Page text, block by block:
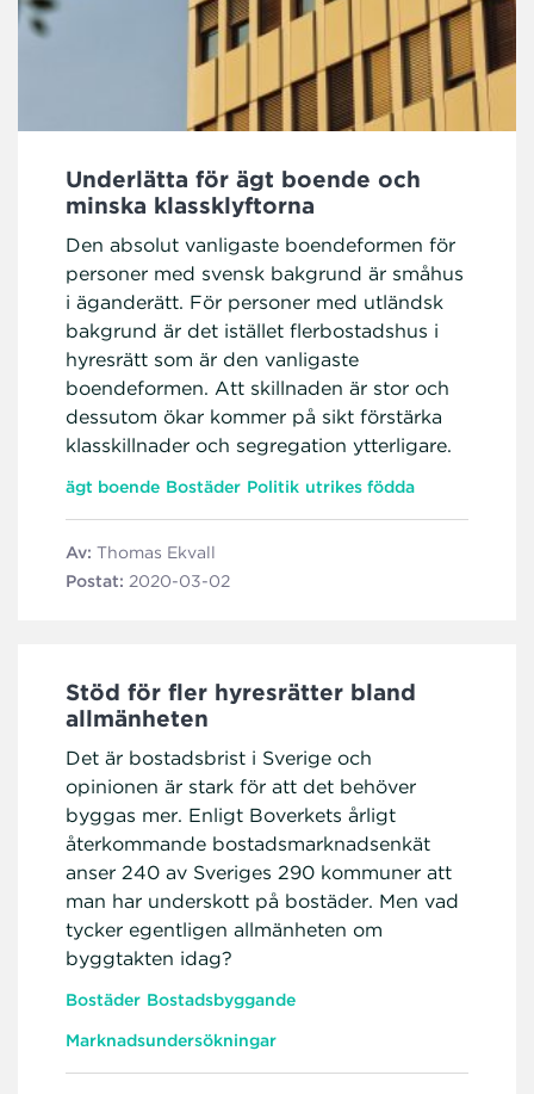
Underlätta för ägt boende och
minska klassklyftorna
Den absolut vanligaste boendeformen för
personer med svensk bakgrund är småhus
i äganderätt. För personer med utländsk
bakgrund är det istället flerbostadshus i
hyresrätt som är den vanligaste
boendeformen. Att skillnaden är stor och
dessutom ökar kommer på sikt förstärka
klasskillnader och segregation ytterligare.
ägt boende Bostäder Politik utrikes födda
Av: Thomas Ekvall
Postat: 2020-03-02
Stöd för fler hyresrätter bland
allmänheten
Det är bostadsbrist i Sverige och
opinionen är stark för att det behöver
byggas mer. Enligt Boverkets årligt
återkommande bostadsmarknadsenkät
anser 240 av Sveriges 290 kommuner att
man har underskott på bostäder. Men vad
tycker egentligen allmänheten om
byggtakten idag?
Bostäder Bostadsbyggande
Marknadsundersökningar